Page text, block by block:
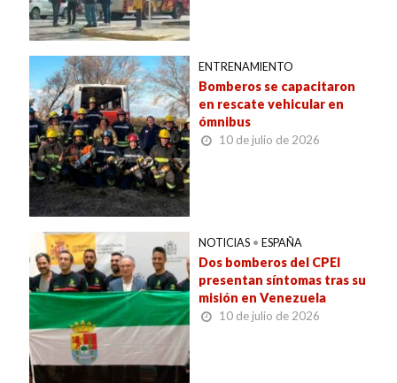
ENTRENAMIENTO
Bomberos se capacitaron
en rescate vehicular en
ómnibus
10 de julio de 2026
NOTICIAS • ESPAÑA
Dos bomberos del CPEI
presentan síntomas tras su
misión en Venezuela
10 de julio de 2026